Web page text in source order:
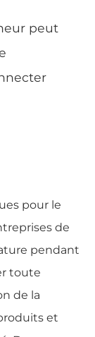
peut
pour le
de
pendant
toute
de la
et